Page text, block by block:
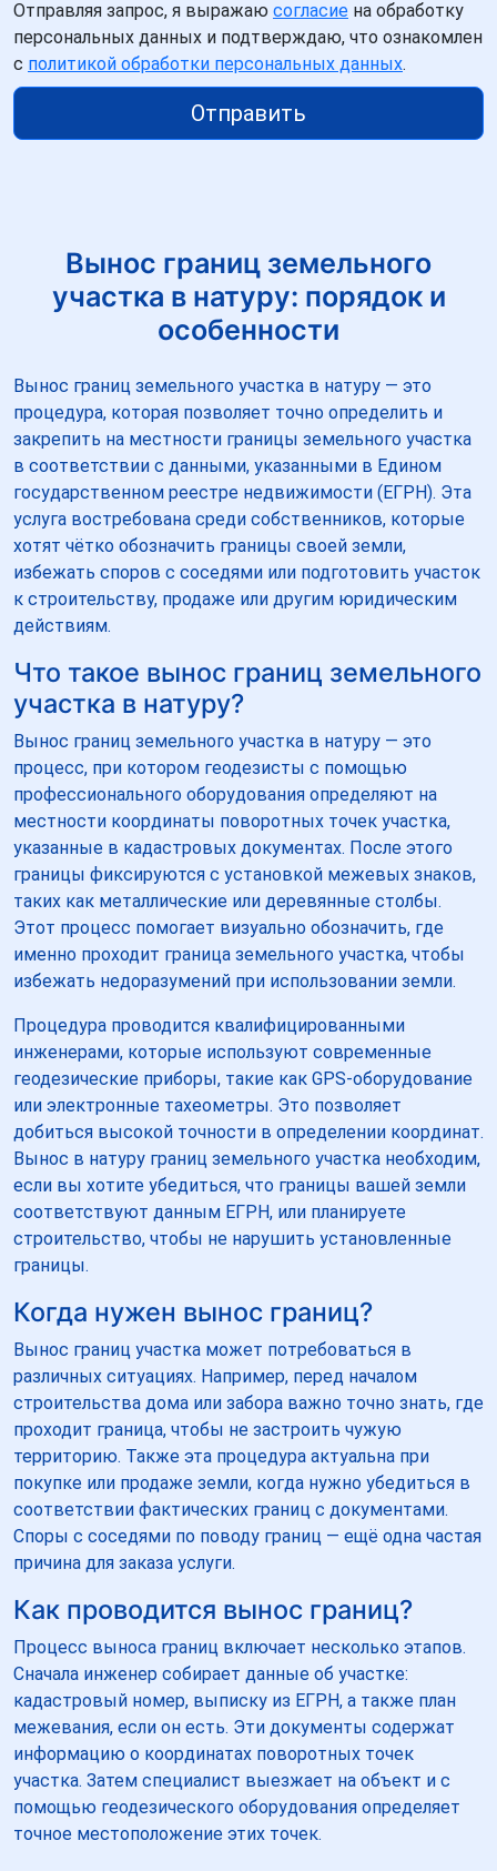
Отправляя запрос, я выражаю согласие на обработку
персональных данных и подтверждаю, что ознакомлен
с политикой обработки персональных данных.
Отправить
Вынос границ земельного
участка в натуру: порядок и
особенности
Вынос границ земельного участка в натуру — это
процедура, которая позволяет точно определить и
закрепить на местности границы земельного участка
в соответствии с данными, указанными в Едином
государственном реестре недвижимости (ЕГРН). Эта
услуга востребована среди собственников, которые
хотят чётко обозначить границы своей земли,
избежать споров с соседями или подготовить участок
к строительству, продаже или другим юридическим
действиям.
Что такое вынос границ земельного
участка в натуру?
Вынос границ земельного участка в натуру — это
процесс, при котором геодезисты с помощью
профессионального оборудования определяют на
местности координаты поворотных точек участка,
указанные в кадастровых документах. После этого
границы фиксируются с установкой межевых знаков,
таких как металлические или деревянные столбы.
Этот процесс помогает визуально обозначить, где
именно проходит граница земельного участка, чтобы
избежать недоразумений при использовании земли.
Процедура проводится квалифицированными
инженерами, которые используют современные
геодезические приборы, такие как GPS-оборудование
или электронные тахеометры. Это позволяет
добиться высокой точности в определении координат.
Вынос в натуру границ земельного участка необходим,
если вы хотите убедиться, что границы вашей земли
соответствуют данным ЕГРН, или планируете
строительство, чтобы не нарушить установленные
границы.
Когда нужен вынос границ?
Вынос границ участка может потребоваться в
различных ситуациях. Например, перед началом
строительства дома или забора важно точно знать, где
проходит граница, чтобы не застроить чужую
территорию. Также эта процедура актуальна при
покупке или продаже земли, когда нужно убедиться в
соответствии фактических границ с документами.
Споры с соседями по поводу границ — ещё одна частая
причина для заказа услуги.
Как проводится вынос границ?
Процесс выноса границ включает несколько этапов.
Сначала инженер собирает данные об участке:
кадастровый номер, выписку из ЕГРН, а также план
межевания, если он есть. Эти документы содержат
информацию о координатах поворотных точек
участка. Затем специалист выезжает на объект и с
помощью геодезического оборудования определяет
точное местоположение этих точек.